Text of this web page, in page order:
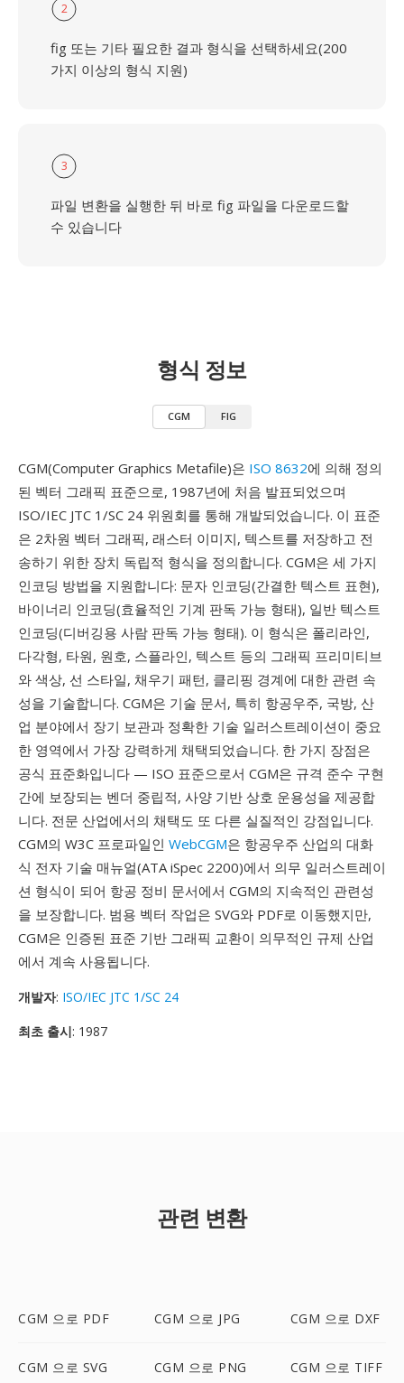
2
fig 또는 기타 필요한 결과 형식을 선택하세요(200
가지 이상의 형식 지원)
3
파일 변환을 실행한 뒤 바로 fig 파일을 다운로드할
수 있습니다
형식 정보
CGM FIG
CGM(Computer Graphics Metafile)은 ISO 8632에 의해 정의
된 벡터 그래픽 표준으로, 1987년에 처음 발표되었으며
ISO/IEC JTC 1/SC 24 위원회를 통해 개발되었습니다. 이 표준
은 2차원 벡터 그래픽, 래스터 이미지, 텍스트를 저장하고 전
송하기 위한 장치 독립적 형식을 정의합니다. CGM은 세 가지
인코딩 방법을 지원합니다: 문자 인코딩(간결한 텍스트 표현),
바이너리 인코딩(효율적인 기계 판독 가능 형태), 일반 텍스트
인코딩(디버깅용 사람 판독 가능 형태). 이 형식은 폴리라인,
다각형, 타원, 원호, 스플라인, 텍스트 등의 그래픽 프리미티브
와 색상, 선 스타일, 채우기 패턴, 클리핑 경계에 대한 관련 속
성을 기술합니다. CGM은 기술 문서, 특히 항공우주, 국방, 산
업 분야에서 장기 보관과 정확한 기술 일러스트레이션이 중요
한 영역에서 가장 강력하게 채택되었습니다. 한 가지 장점은
공식 표준화입니다 — ISO 표준으로서 CGM은 규격 준수 구현
간에 보장되는 벤더 중립적, 사양 기반 상호 운용성을 제공합
니다. 전문 산업에서의 채택도 또 다른 실질적인 강점입니다.
CGM의 W3C 프로파일인 WebCGM은 항공우주 산업의 대화
식 전자 기술 매뉴얼(ATA iSpec 2200)에서 의무 일러스트레이
션 형식이 되어 항공 정비 문서에서 CGM의 지속적인 관련성
을 보장합니다. 범용 벡터 작업은 SVG와 PDF로 이동했지만,
CGM은 인증된 표준 기반 그래픽 교환이 의무적인 규제 산업
에서 계속 사용됩니다.
개발자: ISO/IEC JTC 1/SC 24
최초 출시: 1987
관련 변환
CGM 으로 PDF CGM 으로 JPG CGM 으로 DXF
CGM 으로 SVG CGM 으로 PNG CGM 으로 TIFF